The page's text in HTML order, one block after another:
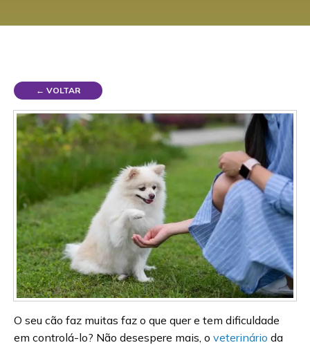
← VOLTAR
O seu cão faz muitas faz o que quer e tem dificuldade
em controlá-lo? Não desespere mais, o veterinário da